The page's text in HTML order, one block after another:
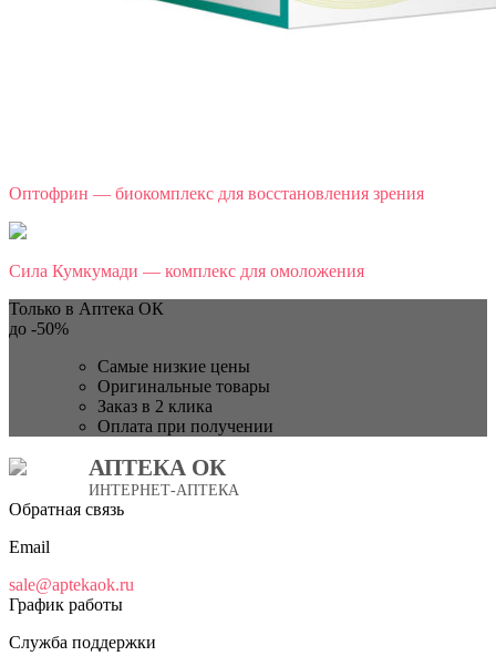
Оптофрин — биокомплекс для восстановления зрения
Сила Кумкумади — комплекс для омоложения
Только в Аптека ОК
до -50%
Самые низкие цены
Оригинальные товары
Заказ в 2 клика
Оплата при получении
АПТЕКА ОК
ИНТЕРНЕТ-АПТЕКА
Обратная связь
Email
sale@aptekaok.ru
График работы
Служба поддержки